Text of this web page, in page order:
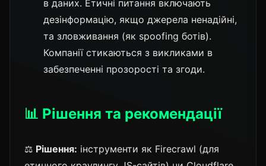
в даних. Етичні питання включають
дезінформацію, якщо джерела ненадійні,
та зловживання (як spoofing ботів).
Компанії стикаються з викликами в
забезпеченні прозорості та згоди.
📊 Рішення та рекомендації
⚖️ Рішення: інструменти як Firecrawl (для